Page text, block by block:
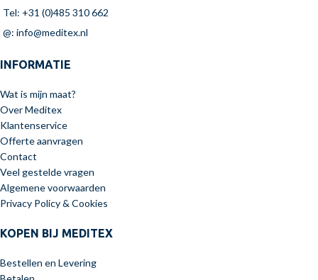
Tel: +31 (0)485 310 662
@: info@meditex.nl
INFORMATIE
Wat is mijn maat?
Over Meditex
Klantenservice
Offerte aanvragen
Contact
Veel gestelde vragen
Algemene voorwaarden
Privacy Policy & Cookies
KOPEN BIJ MEDITEX
Bestellen en Levering